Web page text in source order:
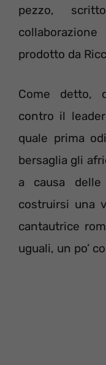
pezzo,
prodotto da
Come detto,
contro il
quale prima
bersaglia gli
a causa
costruirsi una
cantautrice
uguali, un po’